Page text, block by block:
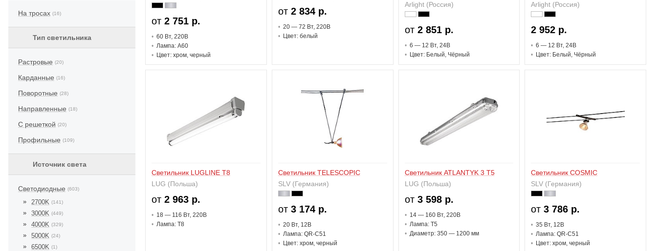
от 2 751 р.
60 Вт, 220В
Лампа: A60
Цвет: хром, черный
от2 834 р.
20 — 72 Вт, 220В
Цвет: белый
Arlight (Россия)
от2 851 р.
6 — 12 Вт, 24В
Цвет: Белый, Чёрный
Arlight (Россия)
2 952 р.
6 — 12 Вт, 24В
Цвет: Белый, Чёрный
Светильник LUGLINE T8
LUG (Польша)
от 2 963 р.
18 — 116 Вт, 220В
Лампа: T8
Светильник TELESCOPIC
SLV (Германия)
от3 174 р.
20 Вт, 12В
Лампа: QR-C51
Цвет: хром, черный
Светильник ATLANTYK 3 T5
LUG (Польша)
от3 598 р.
14 — 160 Вт, 220В
Лампа: T5
Диаметр: 350 — 1200 мм
Светильник COSMIC
SLV (Германия)
от 3 786 р.
35 Вт, 12В
Лампа: QR-C51
Цвет: хром, черный
Bohmer (1)
BRIGHT Special Lighting (1)
Coolon
Cora Lighting Factory
Delta Light
Design Luce
Doxis
Dura Lamp
EAE Germany (1)
ELSPRO (1)
Ensto (2)
Escale
Esse-Ci (2)
На тросах (16)
Тип светильника
Растровые (20)
Карданные (16)
Поворотные (28)
Направленные (18)
С решеткой (20)
Профильные (109)
Источник света
Светодиодные (603)
2700K (141)
3000K (449)
4000K (329)
5000K (24)
6500K (1)